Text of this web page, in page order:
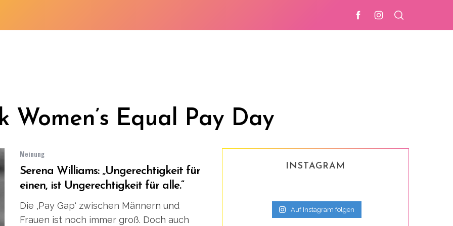
Women’s Equal Pay Day
Meinung
Serena Williams: „Ungerechtigkeit für
einen, ist Ungerechtigkeit für alle.“
Die ‚Pay Gap‘ zwischen Männern und
Frauen ist noch immer groß. Doch auch
INSTAGRAM
Auf Instagram folgen